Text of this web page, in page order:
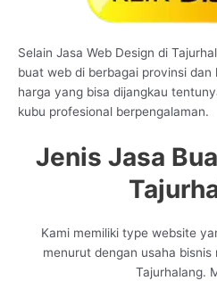
Selain Jasa Web Design di
buat web di berbagai provinsi
harga yang bisa dijangkau
kubu profesional berpengalaman.
Jenis Jasa
Kami memiliki type website
menurut dengan usaha
Tajurhalang.